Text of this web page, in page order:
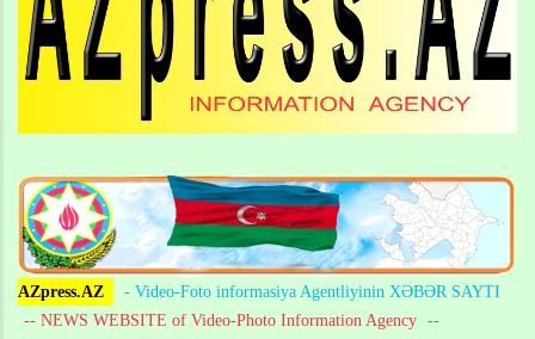
AZpress.AZ
- Video-Foto informasiya Agentliyinin XƏBƏR SAYTI
-- NEWS WEBSITE of Video-Photo Information Agency --